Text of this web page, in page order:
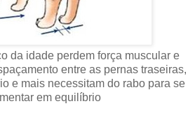
da idade perdem força muscular e
entre as pernas traseiras,
e mais necessitam do rabo para se
em equilíbrio